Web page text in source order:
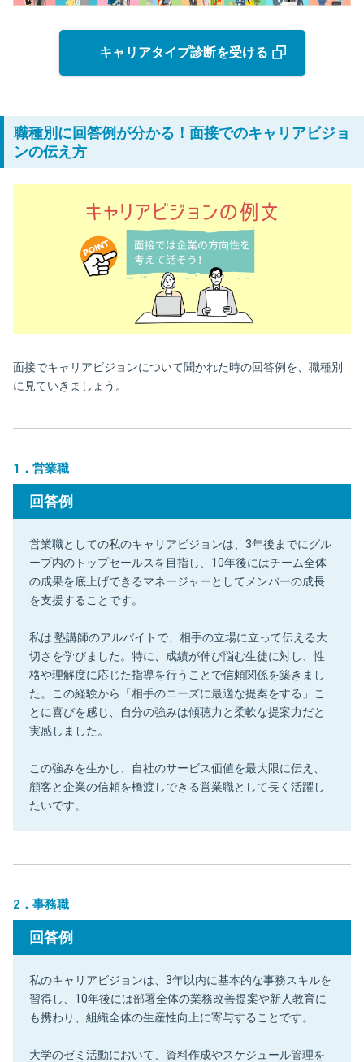
キャリアタイプ診断を受ける
職種別に回答例が分かる！面接でのキャリアビジョ
ンの伝え方
面接でキャリアビジョンについて聞かれた時の回答例を、職種別
に見ていきましょう。
1．営業職
回答例
営業職としての私のキャリアビジョンは、3年後までにグル
ープ内のトップセールスを目指し、10年後にはチーム全体
の成果を底上げできるマネージャーとしてメンバーの成長
を支援することです。
私は 塾講師のアルバイトで、相手の立場に立って伝える大
切さを学びました。特に、成績が伸び悩む生徒に対し、性
格や理解度に応じた指導を行うことで信頼関係を築きまし
た。この経験から「相手のニーズに最適な提案をする」こ
とに喜びを感じ、自分の強みは傾聴力と柔軟な提案力だと
実感しました。
この強みを生かし、自社のサービス価値を最大限に伝え、
顧客と企業の信頼を橋渡しできる営業職として長く活躍し
たいです。
2．事務職
回答例
私のキャリアビジョンは、3年以内に基本的な事務スキルを
習得し、10年後には部署全体の業務改善提案や新人教育に
も携わり、組織全体の生産性向上に寄与することです。
大学のゼミ活動において、資料作成やスケジュール管理を